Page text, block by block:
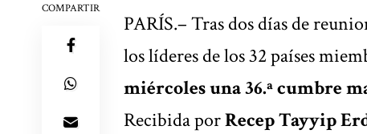
COMPARTIR
PARÍS.– Tras dos días de
los líderes de los 32 países
miércoles una36.ª cumbre
Recibida porRecep Tayyip